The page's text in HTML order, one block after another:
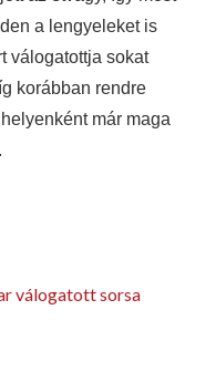
a lengyeleket is
válogatottja sokat
korábban rendre
már maga
válogatott sorsa